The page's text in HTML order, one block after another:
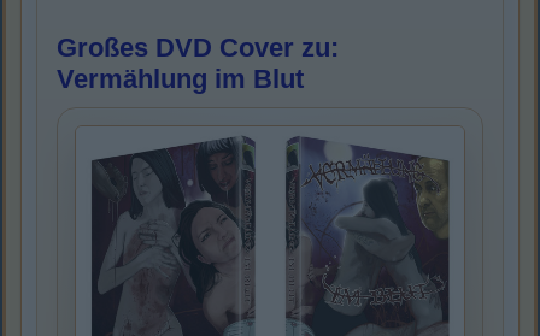
Großes DVD Cover zu:
Vermählung im Blut